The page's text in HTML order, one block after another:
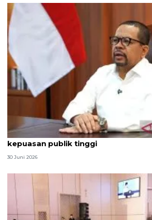
Qodari: Pemerintah tak puas diri
kepuasan publik tinggi
30 Juni 2026